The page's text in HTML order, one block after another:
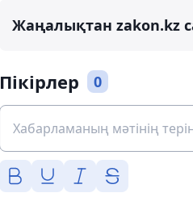
Жаңалықтан zakon.kz
Пікірлер 0